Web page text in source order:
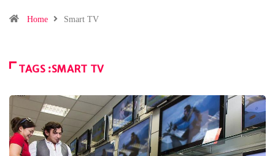
Home
Smart TV
TAGS :SMART TV